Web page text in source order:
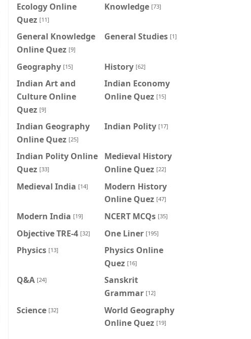
Ecology Online
Quez [11]
Knowledge [73]
General Knowledge
Online Quez [9]
General Studies [1]
Geography [15] History [62]
Indian Art and
Culture Online
Quez [9]
Indian Economy
Online Quez [15]
Indian Geography
Online Quez [25]
Indian Polity [17]
Indian Polity Online
Quez [33]
Medieval History
Online Quez [22]
Medieval India [14]
Modern History
Online Quez [47]
Modern India [19] NCERT MCQs [35]
Objective TRE-4 [32] One Liner [195]
Physics [13]
Physics Online
Quez [16]
Q&A [24]
Sanskrit
Grammar [12]
Science [32]
World Geography
Online Quez [19]